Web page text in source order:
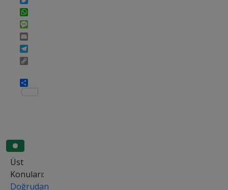
Üst
Konuları:
Doğrudan